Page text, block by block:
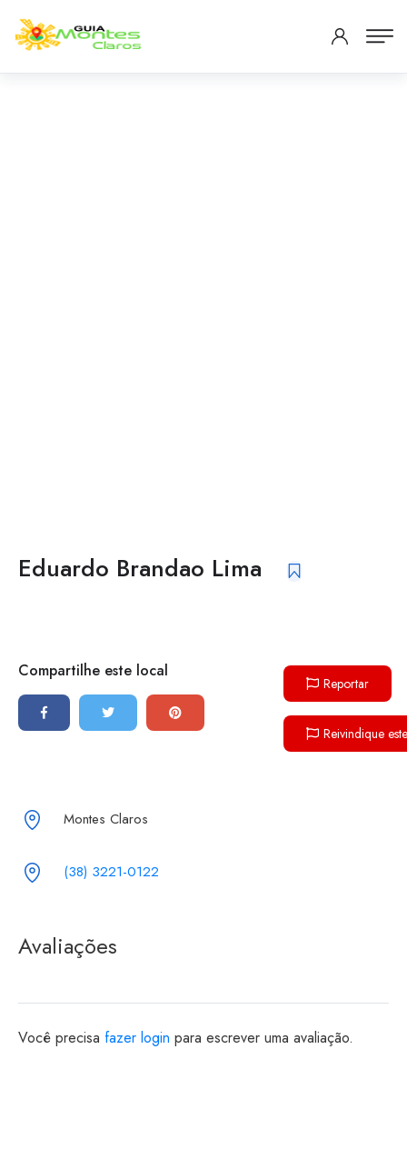
Eduardo Brandao Lima
Compartilhe este local
Reportar
Reivindique
Montes Claros
(38) 3221-0122
Avaliações
Você precisa fazer login para escrever uma avaliação.